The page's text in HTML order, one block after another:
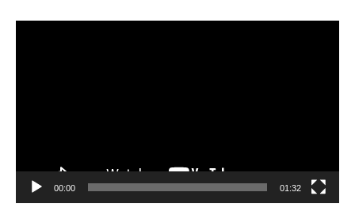
00:00 01:32